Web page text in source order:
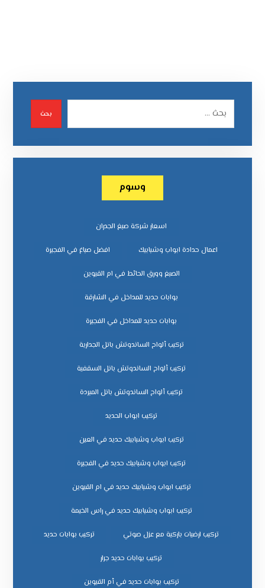
بحث
وسوم
اسعار شركة صبغ الجدران
اعمال حدادة ابواب وشبابيك افضل صباغ في الفجيرة
الصبغ وورق الحائط في ام القيوين
بوابات حديد للمداخل في الشارقة
بوابات حديد للمداخل في الفجيرة
تركيب ألواح الساندوتش بانل الجدارية
تركيب ألواح الساندوتش بانل السقفية
تركيب ألواح الساندوتش بانل المبردة
تركيب ابواب الحديد
تركيب ابواب وشبابيك حديد في العين
تركيب ابواب وشبابيك حديد في الفجيرة
تركيب ابواب وشبابيك حديد في ام القيوين
تركيب ابواب وشبابيك حديد في راس الخيمة
تركيب ارضيات باركية مع عزل صوتي تركيب بوابات حديد
تركيب بوابات حديد جرار
تركيب بوابات حديد في أم القيوين